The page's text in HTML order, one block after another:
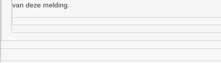
van deze melding.